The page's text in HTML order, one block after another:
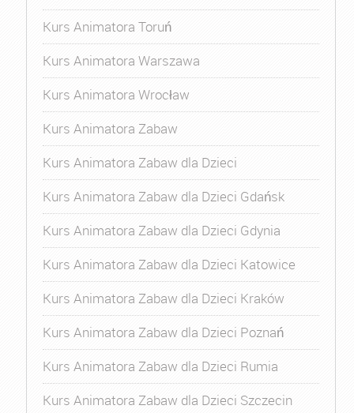
Kurs Animatora Toruń
Kurs Animatora Warszawa
Kurs Animatora Wrocław
Kurs Animatora Zabaw
Kurs Animatora Zabaw dla Dzieci
Kurs Animatora Zabaw dla Dzieci Gdańsk
Kurs Animatora Zabaw dla Dzieci Gdynia
Kurs Animatora Zabaw dla Dzieci Katowice
Kurs Animatora Zabaw dla Dzieci Kraków
Kurs Animatora Zabaw dla Dzieci Poznań
Kurs Animatora Zabaw dla Dzieci Rumia
Kurs Animatora Zabaw dla Dzieci Szczecin